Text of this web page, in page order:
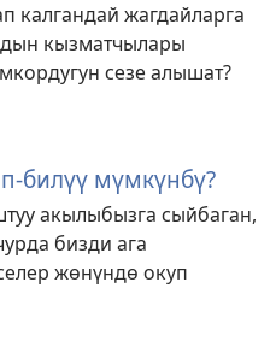
калгандай жагдайларга
кызматчылары
сезе алышат?
билүү мүмкүнбү?
акылыбызга сыйбаган,
бизди ага
жөнүндө окуп